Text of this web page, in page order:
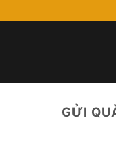
GỬI